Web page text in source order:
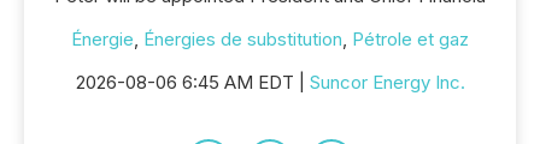
Énergie, Énergies de substitution, Pétrole et gaz
2026-08-06 6:45 AM EDT | Suncor Energy Inc.